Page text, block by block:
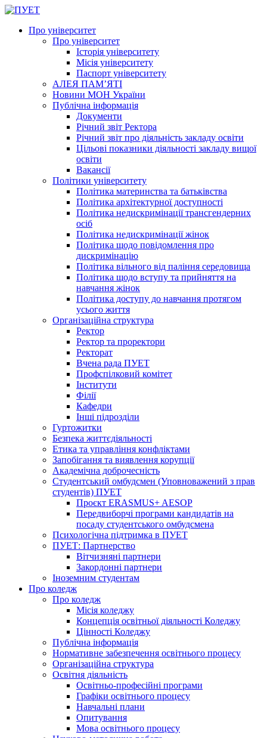
Про університет
Про університет
Історія університету
Місія університету
Паспорт університету
АЛЕЯ ПАМ’ЯТІ
Новини МОН України
Публічна інформація
Документи
Річний звіт Ректора
Річний звіт про діяльність закладу освіти
Цільові показники діяльності закладу вищої
освіти
Вакансії
Політики університету
Політика материнства та батьківства
Політика архітектурної доступності
Політика недискримінації трансгендерних
осіб
Політика недискримінації жінок
Політика щодо повідомлення про
дискримінацію
Політика вільного від паління середовища
Політика щодо вступу та прийняття на
навчання жінок
Політика доступу до навчання протягом
усього життя
Організаційна структура
Ректор
Ректор та проректори
Ректорат
Вчена рада ПУЕТ
Профспілковий комітет
Інститути
Філії
Кафедри
Інші підрозділи
Гуртожитки
Безпека життєдіяльності
Етика та управління конфліктами
Запобігання та виявлення корупції
Академічна доброчесність
Студентський омбудсмен (Уповноважений з прав
студентів) ПУЕТ
Проєкт ERASMUS+ AESOP
Передвиборчі програми кандидатів на
посаду студентського омбудсмена
Психологічна підтримка в ПУЕТ
ПУЕТ: Партнерство
Вітчизняні партнери
Закордонні партнери
Іноземним студентам
Про коледж
Про коледж
Місія коледжу
Концепція освітньої діяльності Коледжу
Цінності Коледжу
Публічна інформація
Нормативне забезпечення освітнього процесу
Організаційна структура
Освітня діяльність
Освітньо-професійні програми
Графіки освітнього процесу
Навчальні плани
Опитування
Мова освітнього процесу